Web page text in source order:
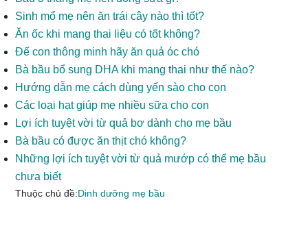
Sinh mổ mẹ nên ăn trái cây nào thì tốt?
Ăn ốc khi mang thai liệu có tốt không?
Để con thông minh hãy ăn quả óc chó
Bà bầu bổ sung DHA khi mang thai như thế nào?
Hướng dẫn mẹ cách dùng yến sào cho con
Các loại hạt giúp mẹ nhiều sữa cho con
Lợi ích tuyệt vời từ quả bơ dành cho mẹ bầu
Bà bầu có được ăn thịt chó không?
Những lợi ích tuyệt vời từ quả mướp có thể mẹ bầu
chưa biết
Thuộc chủ đề:Dinh dưỡng mẹ bầu